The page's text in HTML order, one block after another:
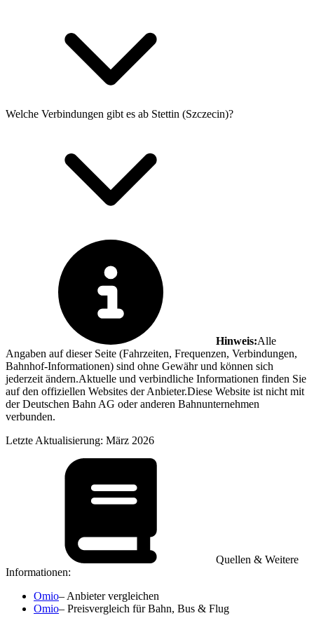
Welche Verbindungen gibt es ab Stettin (Szczecin)?
Hinweis:Alle
Angaben auf dieser Seite (Fahrzeiten, Frequenzen, Verbindungen,
Bahnhof-Informationen) sind ohne Gewähr und können sich
jederzeit ändern.Aktuelle und verbindliche Informationen finden Sie
auf den offiziellen Websites der Anbieter.Diese Website ist nicht mit
der Deutschen Bahn AG oder anderen Bahnunternehmen
verbunden.
Letzte Aktualisierung: März 2026
Quellen & Weitere
Informationen:
Omio– Anbieter vergleichen
Omio– Preisvergleich für Bahn, Bus & Flug